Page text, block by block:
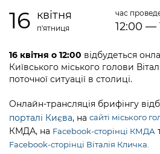
Рішення та розпорядження
Проєкти розпоряджень, що
Рішення Київради
Контактна інформація
Графік роботи та прийому
Вакансії
Освіта та навчальні заклади
Дороги, транспорт та
Навколишнє середовище
Містобудування та земельні
Культура, спорт, дозвілля
Бізнес та ліцензування
Громадська експертиза
Консультації з
Громадська рада
Петиції
Відкритий бюджет
Інформація з обмеженим
Подати запит онлайн
Проекти нормативно-
Нормативна база
Питання і відповіді про
Медіагалерея
КМДА / Subscribe to
from the KCSA
Accreditation process
Подати журналістський
Submitting a media request
Портал Послуг
16 квітня
п'ятниця
час
12:00 —
16 квітня о 12:00 відбудеться
Київського міського голови
поточної ситуації в столиці.
Онлайн-трансляція брифінгу
порталі Києва, на сайті міського
КМДА, на Facebook-cторінці КМДА
Facebook-сторінці Віталія Кличка.